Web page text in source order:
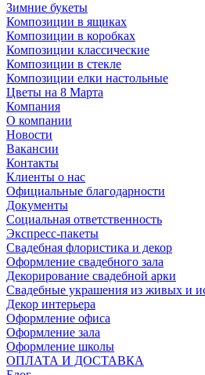
Зимние букеты
Композиции в ящиках
Композиции в коробках
Композиции классические
Композиции в стекле
Композиции елки настольные
Цветы на 8 Марта
Компания
О компании
Новости
Вакансии
Контакты
Клиенты о нас
Официальные благодарности
Документы
Социальная ответственность
Экспресс-пакеты
Свадебная флористика и декор
Оформление свадебного зала
Декорирование свадебной арки
Свадебные украшения из живых и
Декор интерьера
Оформление офиса
Оформление зала
Оформление школы
ОПЛАТА И ДОСТАВКА